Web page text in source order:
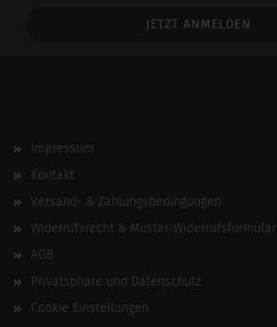
Impressum
Kontakt
Versand- & Zahlungsbedingungen
Widerrufsrecht & Muster-Widerrufsformular
AGB
Privatsphäre und Datenschutz
Cookie Einstellungen